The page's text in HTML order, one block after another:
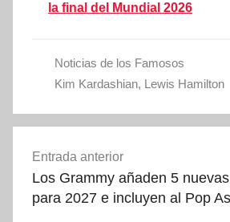
la final del Mundial 2026
Noticias de los Famosos
Kim Kardashian, Lewis Hamilton
de
entradas
Entrada anterior
Los Grammy añaden 5
para 2027 e incluyen al Pop